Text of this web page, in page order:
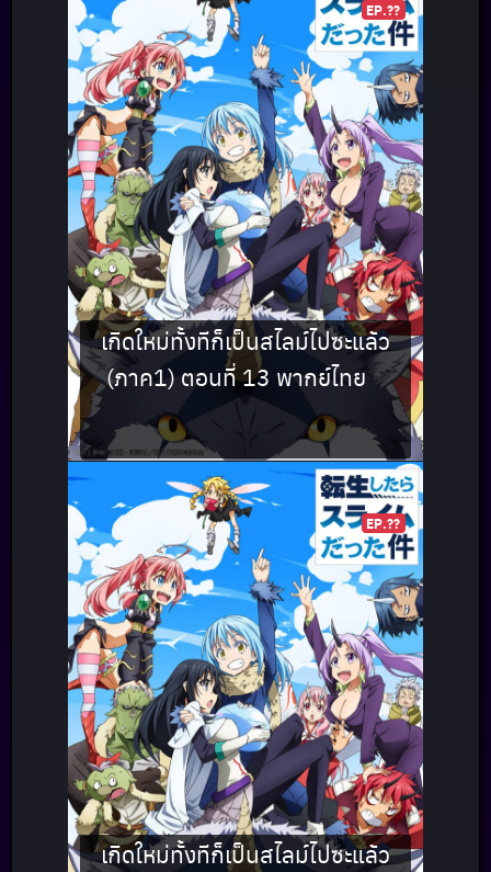
EP.??
เกิดใหม่ทั้งทีก็เป็นสไลม์ไปซะแล้ว
(ภาค1) ตอนที่ 13 พากย์ไทย
EP.??
เกิดใหม่ทั้งทีก็เป็นสไลม์ไปซะแล้ว